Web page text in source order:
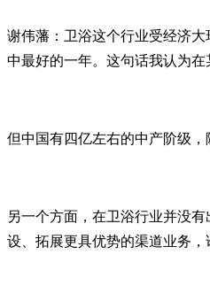
谢伟藩：卫浴这个行业受经济
中最好的一年。这句话我认为
但中国有四亿左右的中产阶级
另一个方面，在卫浴行业并没
设、拓展更具优势的渠道业务